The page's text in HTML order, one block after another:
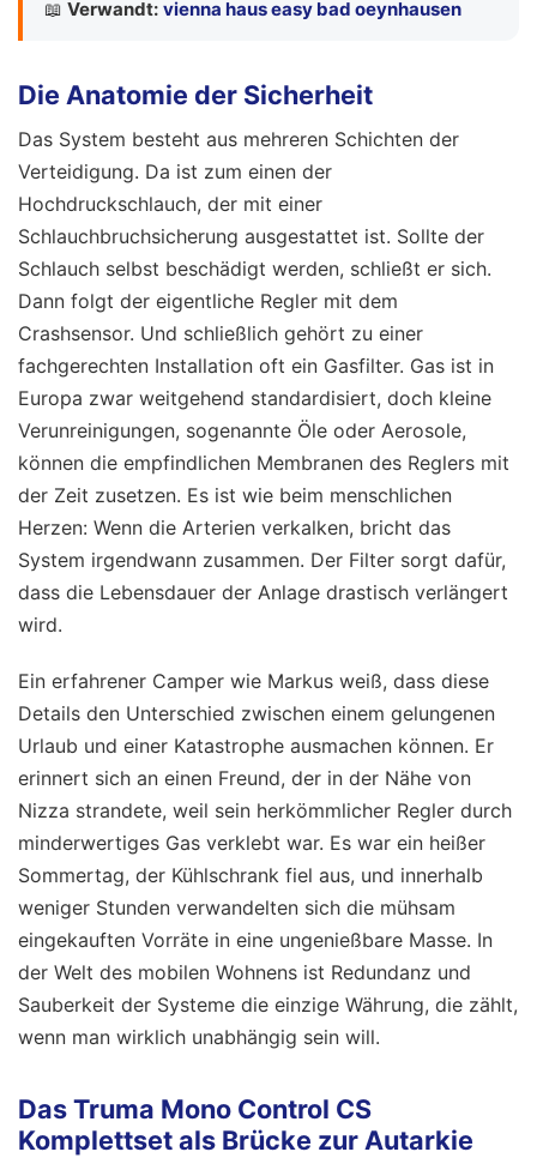
📖 Verwandt: vienna haus easy bad oeynhausen
Die Anatomie der Sicherheit
Das System besteht aus mehreren Schichten der
Verteidigung. Da ist zum einen der
Hochdruckschlauch, der mit einer
Schlauchbruchsicherung ausgestattet ist. Sollte der
Schlauch selbst beschädigt werden, schließt er sich.
Dann folgt der eigentliche Regler mit dem
Crashsensor. Und schließlich gehört zu einer
fachgerechten Installation oft ein Gasfilter. Gas ist in
Europa zwar weitgehend standardisiert, doch kleine
Verunreinigungen, sogenannte Öle oder Aerosole,
können die empfindlichen Membranen des Reglers mit
der Zeit zusetzen. Es ist wie beim menschlichen
Herzen: Wenn die Arterien verkalken, bricht das
System irgendwann zusammen. Der Filter sorgt dafür,
dass die Lebensdauer der Anlage drastisch verlängert
wird.
Ein erfahrener Camper wie Markus weiß, dass diese
Details den Unterschied zwischen einem gelungenen
Urlaub und einer Katastrophe ausmachen können. Er
erinnert sich an einen Freund, der in der Nähe von
Nizza strandete, weil sein herkömmlicher Regler durch
minderwertiges Gas verklebt war. Es war ein heißer
Sommertag, der Kühlschrank fiel aus, und innerhalb
weniger Stunden verwandelten sich die mühsam
eingekauften Vorräte in eine ungenießbare Masse. In
der Welt des mobilen Wohnens ist Redundanz und
Sauberkeit der Systeme die einzige Währung, die zählt,
wenn man wirklich unabhängig sein will.
Das Truma Mono Control CS
Komplettset als Brücke zur Autarkie